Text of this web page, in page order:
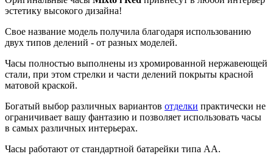
эстетику высокого дизайна!
Свое название модель получила благодаря использованию
двух типов делений - от разных моделей.
Часы полностью выполнены из хромированной нержавеющей
стали, при этом стрелки и части делений покрыты красной
матовой краской.
Богатый выбор различных вариантов отделки практически не
ограничивает вашу фантазию и позволяет использовать часы
в самых различных интерьерах.
Часы работают от стандартной батарейки типа АА.